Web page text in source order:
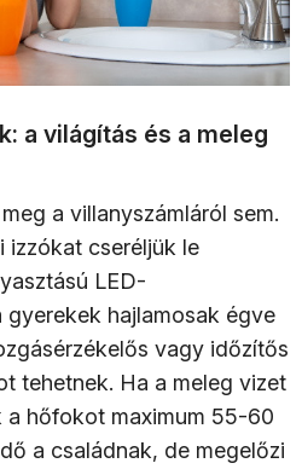
a világítás és a meleg
a villanyszámláról sem.
izzókat cseréljük le
LED-
hajlamosak égve
vagy időzítős
tehetnek. Ha a meleg vizet
a hőfokot maximum 55-60
a családnak, de megelőzi